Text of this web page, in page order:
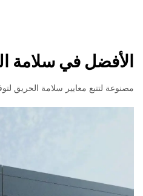
الأفضل في سلامة
مصنوعة لتتبع معايير سلامة الحريق